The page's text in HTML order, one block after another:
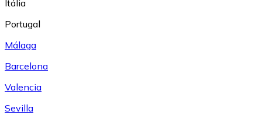
Itália
Portugal
Málaga
Barcelona
Valencia
Sevilla